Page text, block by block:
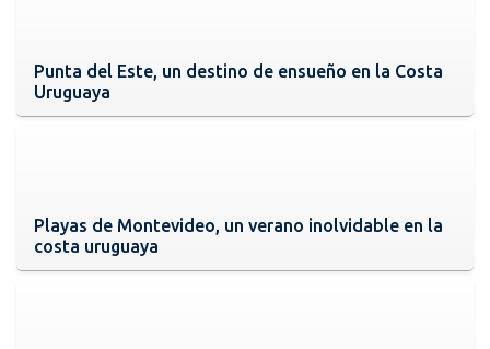
Punta del Este, un destino de ensueño en la Costa
Uruguaya
Playas de Montevideo, un verano inolvidable en la
costa uruguaya